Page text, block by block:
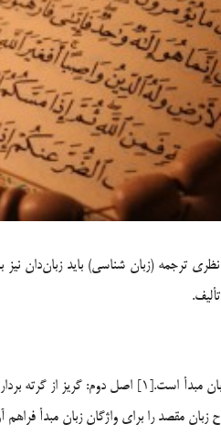
ترجمه (زبان شناسي) بايد زبان‌دان
زبان مقصد را براي واژگان زبان مبدأ فراهم